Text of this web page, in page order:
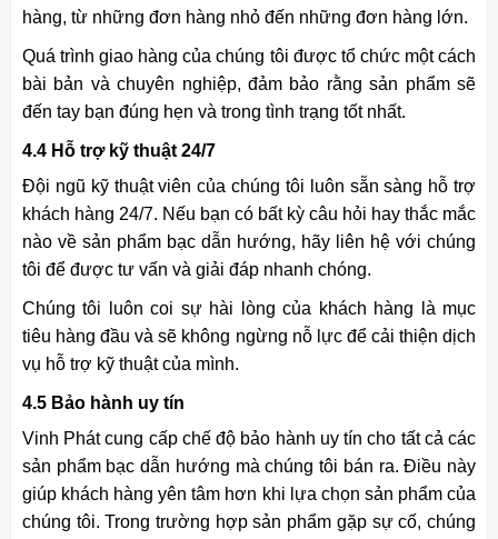
hàng, từ những đơn hàng nhỏ đến những đơn hàng lớn.
Quá trình giao hàng của chúng tôi được tổ chức một cách
bài bản và chuyên nghiệp, đảm bảo rằng sản phẩm sẽ
đến tay bạn đúng hẹn và trong tình trạng tốt nhất.
4.4 Hỗ trợ kỹ thuật 24/7
Đội ngũ kỹ thuật viên của chúng tôi luôn sẵn sàng hỗ trợ
khách hàng 24/7. Nếu bạn có bất kỳ câu hỏi hay thắc mắc
nào về sản phẩm bạc dẫn hướng, hãy liên hệ với chúng
tôi để được tư vấn và giải đáp nhanh chóng.
Chúng tôi luôn coi sự hài lòng của khách hàng là mục
tiêu hàng đầu và sẽ không ngừng nỗ lực để cải thiện dịch
vụ hỗ trợ kỹ thuật của mình.
4.5 Bảo hành uy tín
Vinh Phát cung cấp chế độ bảo hành uy tín cho tất cả các
sản phẩm bạc dẫn hướng mà chúng tôi bán ra. Điều này
giúp khách hàng yên tâm hơn khi lựa chọn sản phẩm của
chúng tôi. Trong trường hợp sản phẩm gặp sự cố, chúng